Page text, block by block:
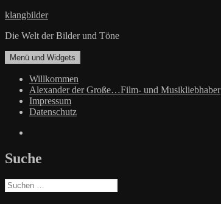
Zum
springen
klangbilder
Die Welt der Bilder und Töne
Menü und Widgets
Willkommen
Alexander der Große…Film- und Musikliebhaber
Impressum
Datenschutz
Suche
Suchen
nach: